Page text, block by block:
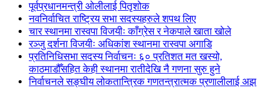
पूर्वप्रधानमन्त्री ओलीलाई पितृशोक
नवनिर्वाचित राष्ट्रिय सभा सदस्यहरुले शपथ लिए
चार स्थानमा रास्वपा विजयीः काँग्रेस र नेकपाले खाता खोले
रञ्जु दर्शना विजयीः अधिकांश स्थानमा रास्वपा अगाडि
प्रतिनिधिसभा सदस्य निर्वाचनः ६० प्रतिशत मत खस्यो,
काठमाडौँसहित केही स्थानमा रातीदेखि नै गणना सुरु हुने
निर्वाचनले सङ्घीय लोकतान्त्रिक गणतन्त्रात्मक प्रणालीलाई अझ